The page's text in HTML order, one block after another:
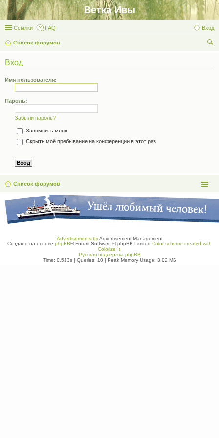
Ветка Ивы
Ссылки FAQ Вход
Список форумов
Вход
Имя пользователя:
Пароль:
Забыли пароль?
Запомнить меня
Скрыть моё пребывание на конференции в этот раз
Список форумов
Advertisements byAdvertisement Management
Создано на основе phpBB® Forum Software © phpBB Limited Color scheme created with
Colorize It.
Русская поддержка phpBB
Time: 0.513s| Queries: 10| Peak Memory Usage: 3.02 МБ